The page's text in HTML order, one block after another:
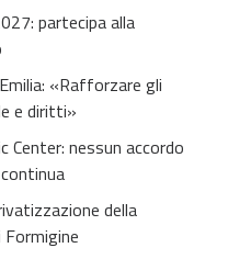
partecipa alla
«Rafforzare gli
e diritti»
Center: nessun accordo
della